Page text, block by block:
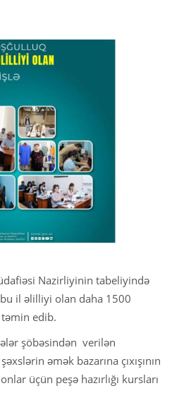
Nazirliyinin tabeliyində
il əlilliyi olan daha 1500
edib.
şöbəsindən verilən
əmək bazarına çıxışının
üçün peşə hazırlığı kursları